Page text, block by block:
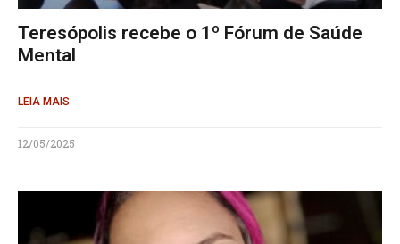
Teresópolis recebe o 1º Fórum de Saúde
Mental
LEIA MAIS
12/05/2025